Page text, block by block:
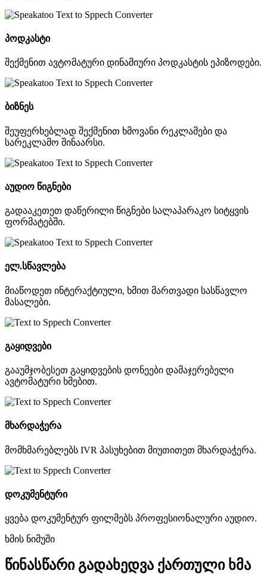
პოდკასტი
შექმენით ავტომატური დინამიური პოდკასტის ეპიზოდები.
ბიზნეს
შეუფერხებლად შექმენით ხმოვანი რეკლამები და
სარეკლამო შინაარსი.
აუდიო წიგნები
გადააკეთეთ დაწერილი წიგნები სალაპარაკო სიტყვის
ფორმატებში.
ელ.სწავლება
მიაწოდეთ ინტერაქტიული, ხმით მართვადი სასწავლო
მასალები.
გაყიდვები
გააუმჯობესეთ გაყიდვების დონეები დამაჯერებელი
ავტომატური ხმებით.
მხარდაჭერა
მომხმარებლებს IVR პასუხებით მიუთითეთ მხარდაჭერა.
დოკუმენტური
ყვება დოკუმენტურ ფილმებს პროფესიონალური აუდიო.
ხმის ნიმუში
წინასწარი გადახედვა ქართული ხმა